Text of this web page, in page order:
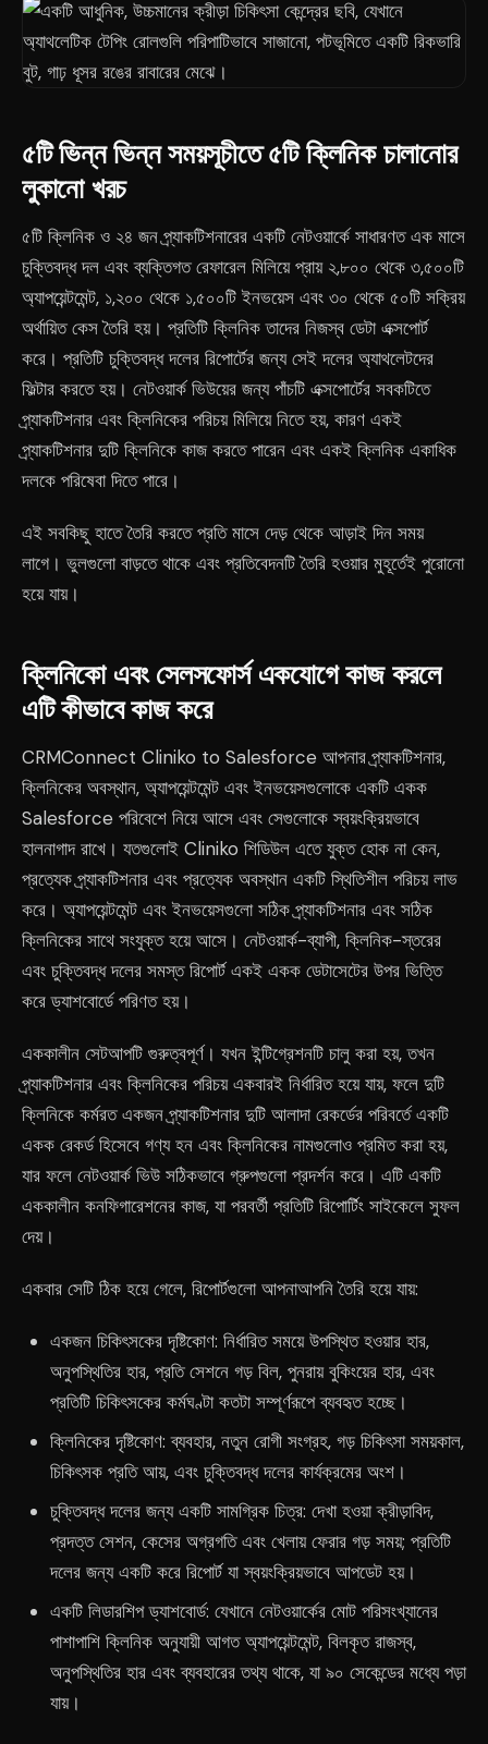
৫টি ভিন্ন ভিন্ন সময়সূচীতে ৫টি ক্লিনিক চালানোর
লুকানো খরচ
৫টি ক্লিনিক ও ২৪ জন প্র্যাকটিশনারের একটি নেটওয়ার্কে সাধারণত এক মাসে
চুক্তিবদ্ধ দল এবং ব্যক্তিগত রেফারেল মিলিয়ে প্রায় ২,৮০০ থেকে ৩,৫০০টি
অ্যাপয়েন্টমেন্ট, ১,২০০ থেকে ১,৫০০টি ইনভয়েস এবং ৩০ থেকে ৫০টি সক্রিয়
অর্থায়িত কেস তৈরি হয়। প্রতিটি ক্লিনিক তাদের নিজস্ব ডেটা এক্সপোর্ট
করে। প্রতিটি চুক্তিবদ্ধ দলের রিপোর্টের জন্য সেই দলের অ্যাথলেটদের
ফিল্টার করতে হয়। নেটওয়ার্ক ভিউয়ের জন্য পাঁচটি এক্সপোর্টের সবকটিতে
প্র্যাকটিশনার এবং ক্লিনিকের পরিচয় মিলিয়ে নিতে হয়, কারণ একই
প্র্যাকটিশনার দুটি ক্লিনিকে কাজ করতে পারেন এবং একই ক্লিনিক একাধিক
দলকে পরিষেবা দিতে পারে।
এই সবকিছু হাতে তৈরি করতে প্রতি মাসে দেড় থেকে আড়াই দিন সময়
লাগে। ভুলগুলো বাড়তে থাকে এবং প্রতিবেদনটি তৈরি হওয়ার মুহূর্তেই পুরোনো
হয়ে যায়।
ক্লিনিকো এবং সেলসফোর্স একযোগে কাজ করলে
এটি কীভাবে কাজ করে
CRMConnect Cliniko to Salesforce আপনার প্র্যাকটিশনার,
ক্লিনিকের অবস্থান, অ্যাপয়েন্টমেন্ট এবং ইনভয়েসগুলোকে একটি একক
Salesforce পরিবেশে নিয়ে আসে এবং সেগুলোকে স্বয়ংক্রিয়ভাবে
হালনাগাদ রাখে। যতগুলোই Cliniko শিডিউল এতে যুক্ত হোক না কেন,
প্রত্যেক প্র্যাকটিশনার এবং প্রত্যেক অবস্থান একটি স্থিতিশীল পরিচয় লাভ
করে। অ্যাপয়েন্টমেন্ট এবং ইনভয়েসগুলো সঠিক প্র্যাকটিশনার এবং সঠিক
ক্লিনিকের সাথে সংযুক্ত হয়ে আসে। নেটওয়ার্ক-ব্যাপী, ক্লিনিক-স্তরের
এবং চুক্তিবদ্ধ দলের সমস্ত রিপোর্ট একই একক ডেটাসেটের উপর ভিত্তি
করে ড্যাশবোর্ডে পরিণত হয়।
এককালীন সেটআপটি গুরুত্বপূর্ণ। যখন ইন্টিগ্রেশনটি চালু করা হয়, তখন
প্র্যাকটিশনার এবং ক্লিনিকের পরিচয় একবারই নির্ধারিত হয়ে যায়, ফলে দুটি
ক্লিনিকে কর্মরত একজন প্র্যাকটিশনার দুটি আলাদা রেকর্ডের পরিবর্তে একটি
একক রেকর্ড হিসেবে গণ্য হন এবং ক্লিনিকের নামগুলোও প্রমিত করা হয়,
যার ফলে নেটওয়ার্ক ভিউ সঠিকভাবে গ্রুপগুলো প্রদর্শন করে। এটি একটি
এককালীন কনফিগারেশনের কাজ, যা পরবর্তী প্রতিটি রিপোর্টিং সাইকেলে সুফল
দেয়।
একবার সেটি ঠিক হয়ে গেলে, রিপোর্টগুলো আপনাআপনি তৈরি হয়ে যায়:
একজন চিকিৎসকের দৃষ্টিকোণ: নির্ধারিত সময়ে উপস্থিত হওয়ার হার,
অনুপস্থিতির হার, প্রতি সেশনে গড় বিল, পুনরায় বুকিংয়ের হার, এবং
প্রতিটি চিকিৎসকের কর্মঘণ্টা কতটা সম্পূর্ণরূপে ব্যবহৃত হচ্ছে।
ক্লিনিকের দৃষ্টিকোণ: ব্যবহার, নতুন রোগী সংগ্রহ, গড় চিকিৎসা সময়কাল,
চিকিৎসক প্রতি আয়, এবং চুক্তিবদ্ধ দলের কার্যক্রমের অংশ।
চুক্তিবদ্ধ দলের জন্য একটি সামগ্রিক চিত্র: দেখা হওয়া ক্রীড়াবিদ,
প্রদত্ত সেশন, কেসের অগ্রগতি এবং খেলায় ফেরার গড় সময়; প্রতিটি
দলের জন্য একটি করে রিপোর্ট যা স্বয়ংক্রিয়ভাবে আপডেট হয়।
একটি লিডারশিপ ড্যাশবোর্ড: যেখানে নেটওয়ার্কের মোট পরিসংখ্যানের
পাশাপাশি ক্লিনিক অনুযায়ী আগত অ্যাপয়েন্টমেন্ট, বিলকৃত রাজস্ব,
অনুপস্থিতির হার এবং ব্যবহারের তথ্য থাকে, যা ৯০ সেকেন্ডের মধ্যে পড়া
যায়।